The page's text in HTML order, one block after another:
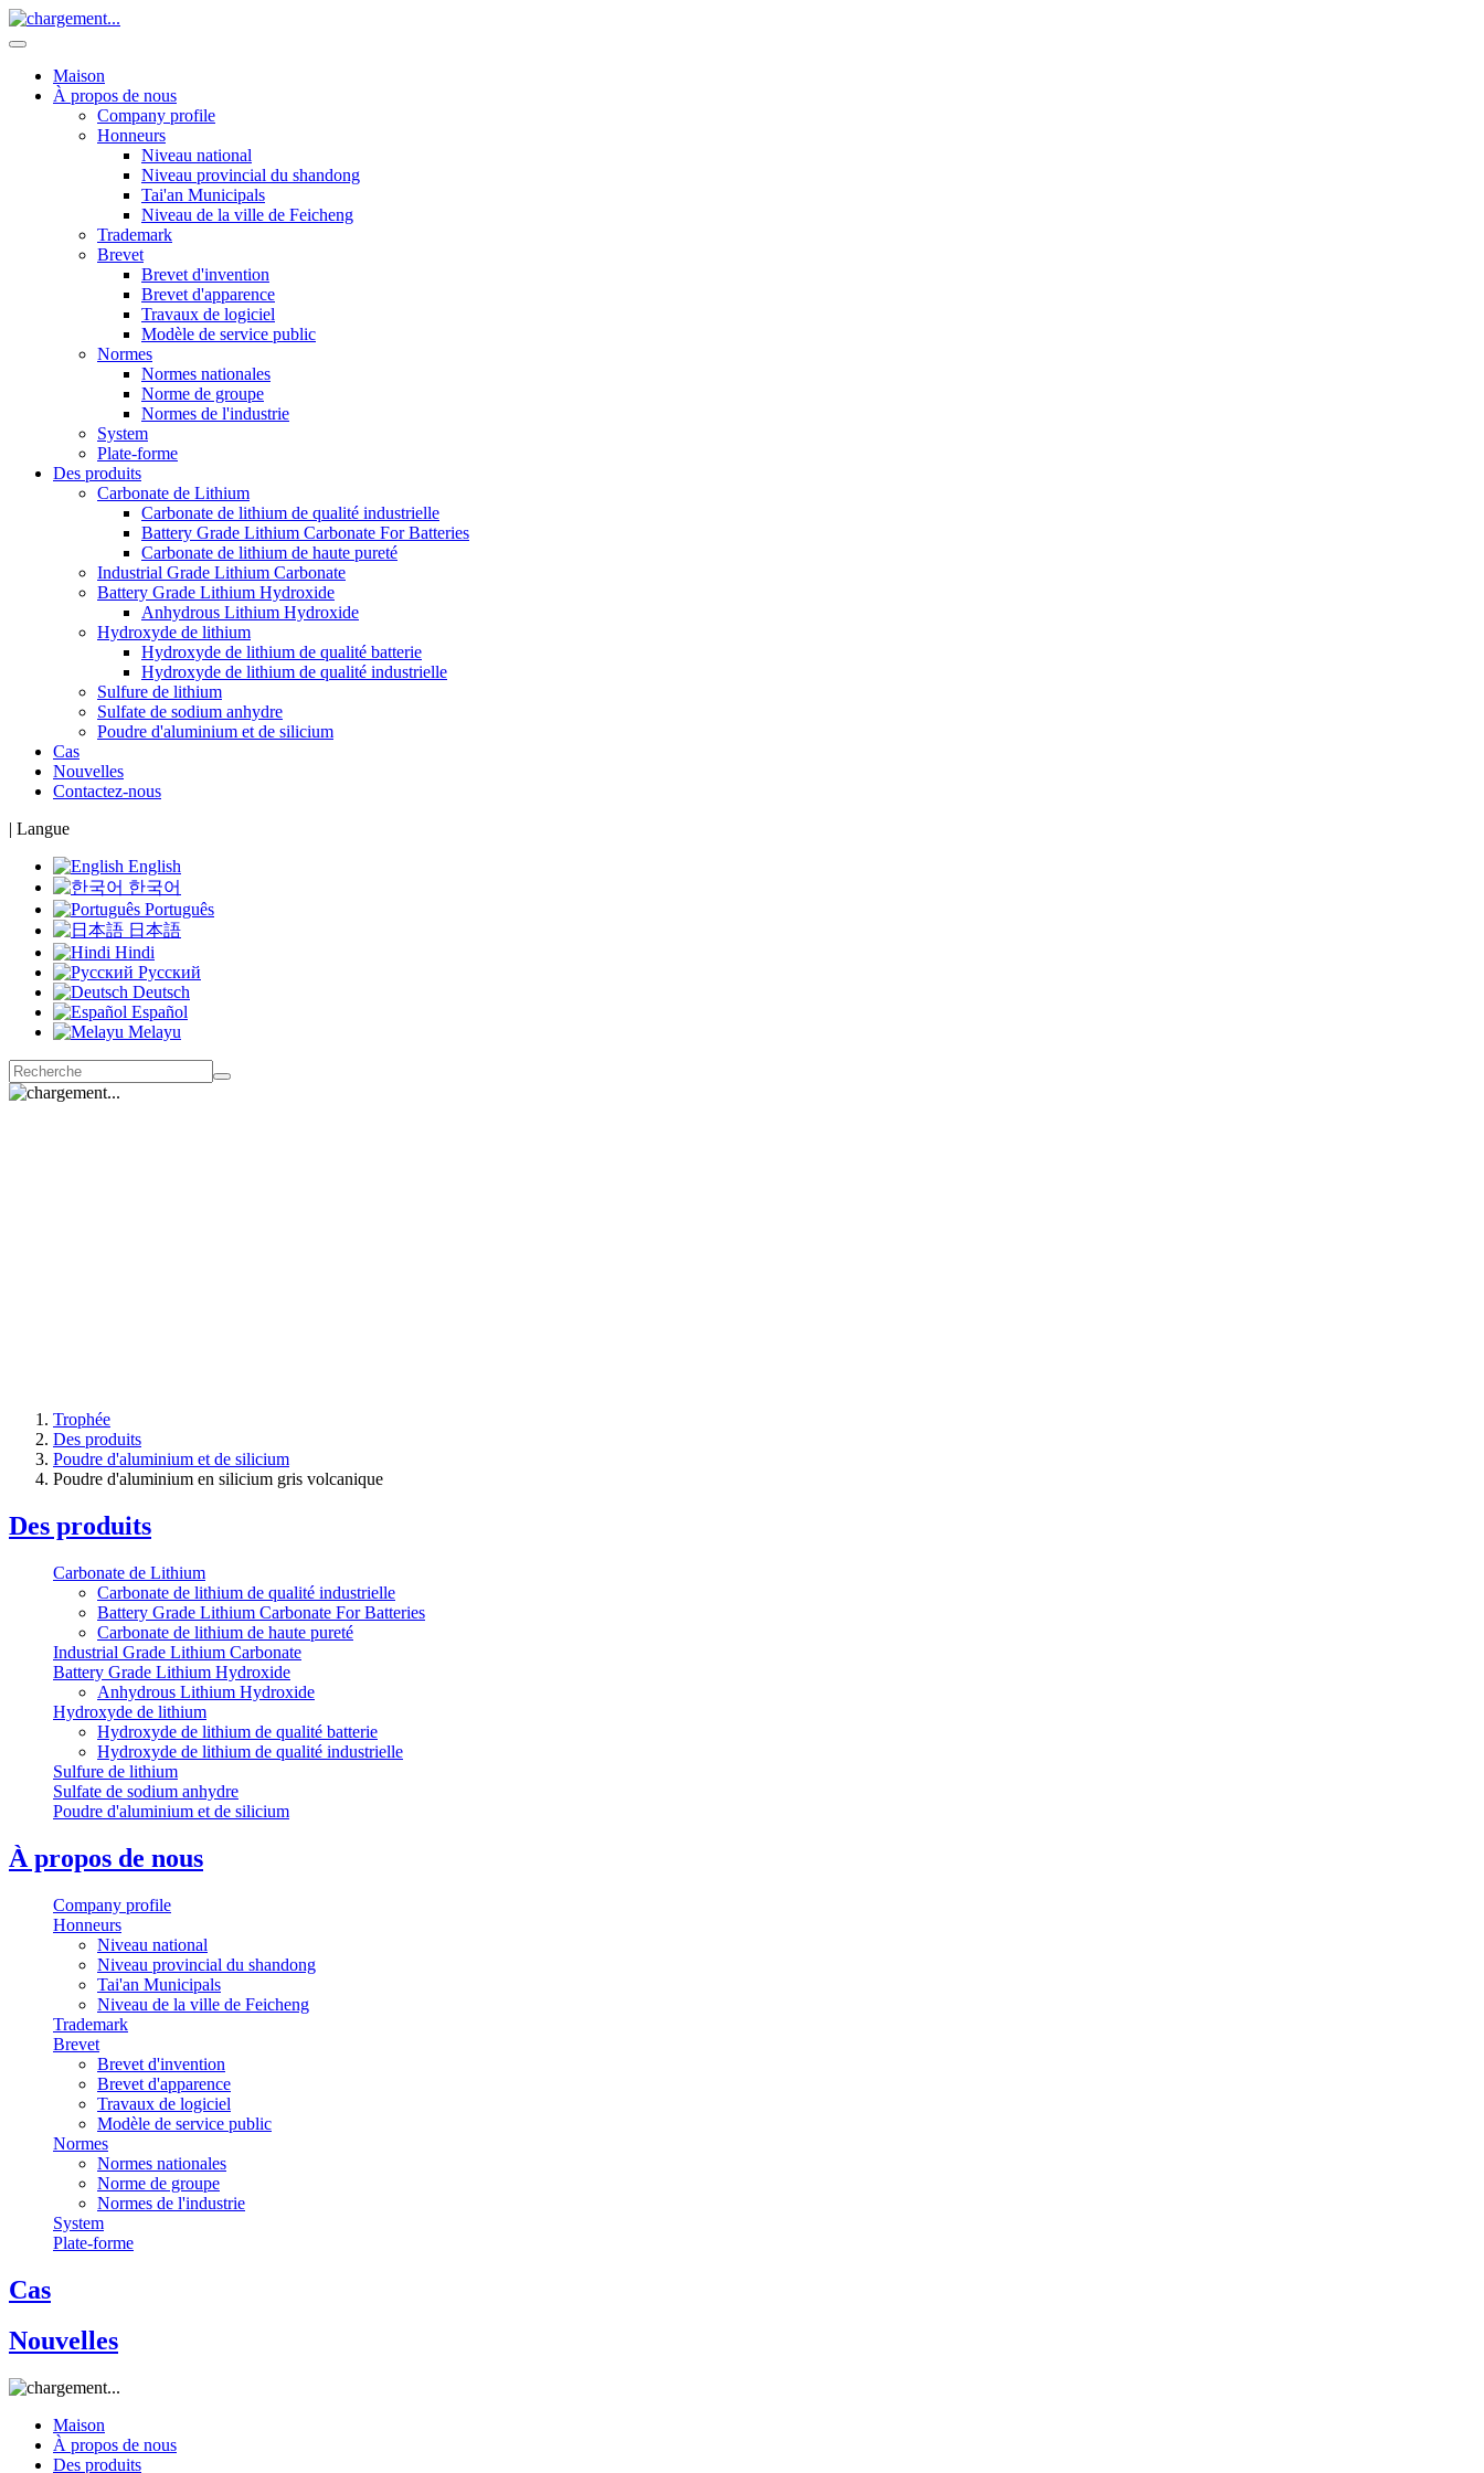
Maison
À propos de nous
Company profile
Honneurs
Niveau national
Niveau provincial du shandong
Tai'an Municipals
Niveau de la ville de Feicheng
Trademark
Brevet
Brevet d'invention
Brevet d'apparence
Travaux de logiciel
Modèle de service public
Normes
Normes nationales
Norme de groupe
Normes de l'industrie
System
Plate-forme
Des produits
Carbonate de Lithium
Carbonate de lithium de qualité industrielle
Battery Grade Lithium Carbonate For Batteries
Carbonate de lithium de haute pureté
Industrial Grade Lithium Carbonate
Battery Grade Lithium Hydroxide
Anhydrous Lithium Hydroxide
Hydroxyde de lithium
Hydroxyde de lithium de qualité batterie
Hydroxyde de lithium de qualité industrielle
Sulfure de lithium
Sulfate de sodium anhydre
Poudre d'aluminium et de silicium
Cas
Nouvelles
Contactez-nous
| Langue
English
한국어
Português
日本語
Hindi
Русский
Deutsch
Español
Melayu
Trophée
Des produits
Poudre d'aluminium et de silicium
Poudre d'aluminium en silicium gris volcanique
Des produits
Carbonate de Lithium
Carbonate de lithium de qualité industrielle
Battery Grade Lithium Carbonate For Batteries
Carbonate de lithium de haute pureté
Industrial Grade Lithium Carbonate
Battery Grade Lithium Hydroxide
Anhydrous Lithium Hydroxide
Hydroxyde de lithium
Hydroxyde de lithium de qualité batterie
Hydroxyde de lithium de qualité industrielle
Sulfure de lithium
Sulfate de sodium anhydre
Poudre d'aluminium et de silicium
À propos de nous
Company profile
Honneurs
Niveau national
Niveau provincial du shandong
Tai'an Municipals
Niveau de la ville de Feicheng
Trademark
Brevet
Brevet d'invention
Brevet d'apparence
Travaux de logiciel
Modèle de service public
Normes
Normes nationales
Norme de groupe
Normes de l'industrie
System
Plate-forme
Cas
Nouvelles
Maison
À propos de nous
Des produits